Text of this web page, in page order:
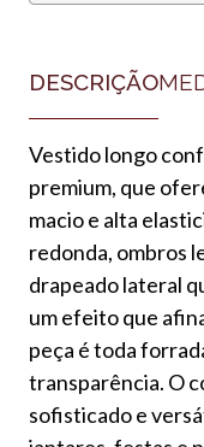
DESCRIÇÃO
Vestido longo
premium, que
macio e alta
redonda, ombros
drapeado lateral
um efeito que
peça é toda
transparência. O
sofisticado e